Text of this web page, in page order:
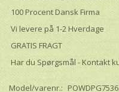
100 Procent Dansk Firma
Vi levere på 1-2 Hverdage
GRATIS FRAGT
Har du Spørgsmål - Kontakt
Model/varenr.: POWDPG7536